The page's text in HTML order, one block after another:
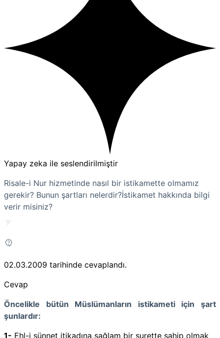
Yapay zeka ile seslendirilmiştir
Risale-i Nur hizmetinde nasıl bir istikamette olmamız
gerekir? Bunun şartları nelerdir?İstikamet hakkında bilgi
verir misiniz?
02.03.2009 tarihinde cevaplandı.
Cevap
Öncelikle bütün Müslümanların istikameti için şart
şunlardır:
1- Ehl-i sünnet itikadına sağlam bir surette sahip olmak